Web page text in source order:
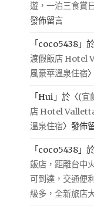
遊，一泊三食賞
發佈留言
「 coco5438 」
渡假飯店 Hotel
風豪華溫泉住宿
「Hui 」於〈(宜
店 Hotel
溫泉住宿〉發佈
「 coco5438 」
飯店，距離台中
可到達，交通便
級多，全新旅店